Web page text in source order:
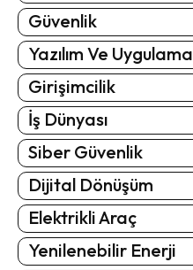
Güvenlik
Yazılım Ve Uygulama
Girişimcilik
İş Dünyası
Siber Güvenlik
Dijital Dönüşüm
Elektrikli Araç
Yenilenebilir Enerji